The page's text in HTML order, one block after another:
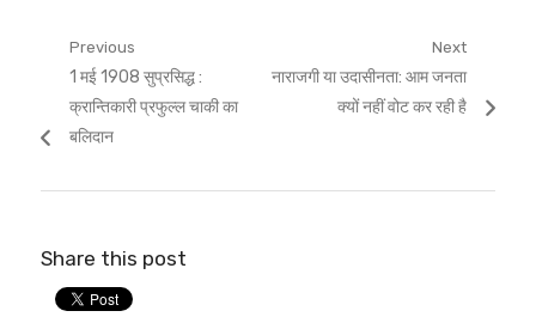
Post
navigation
Previous
Previous
post:
1 मई 1908 सुप्रसिद्ध :
क्रान्तिकारी प्रफुल्ल चाकी का
बलिदान
Next
Next
नाराजगी या उदासीनता: आम जनता
क्यों नहीं वोट कर रही है
Share this post